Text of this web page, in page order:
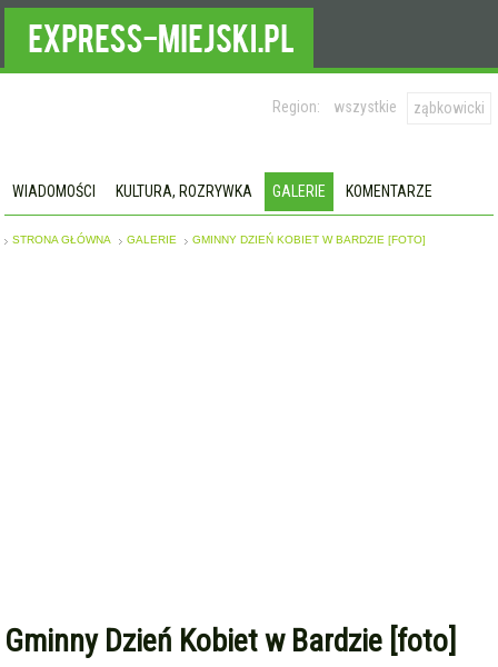
Region: wszystkie ząbkowicki
WIADOMOŚCI KULTURA, ROZRYWKA GALERIE KOMENTARZE
STRONA GŁÓWNA GALERIE GMINNY DZIEŃ KOBIET W BARDZIE [FOTO]
Gminny Dzień Kobiet w Bardzie [foto]